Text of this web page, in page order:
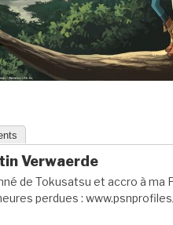
Verwaerde
de Tokusatsu et accro à ma
perdues :